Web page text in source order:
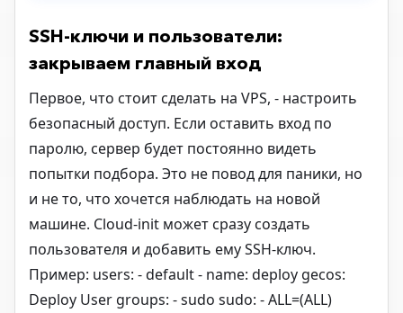
SSH-ключи и пользователи:
закрываем главный вход
Первое, что стоит сделать на VPS, - настроить
безопасный доступ. Если оставить вход по
паролю, сервер будет постоянно видеть
попытки подбора. Это не повод для паники, но
и не то, что хочется наблюдать на новой
машине. Cloud-init может сразу создать
пользователя и добавить ему SSH-ключ.
Пример: users: - default - name: deploy gecos:
Deploy User groups: - sudo sudo: - ALL=(ALL)